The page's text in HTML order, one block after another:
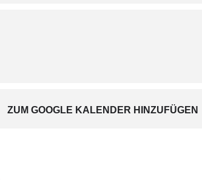
ZUM GOOGLE KALENDER HINZUFÜGEN